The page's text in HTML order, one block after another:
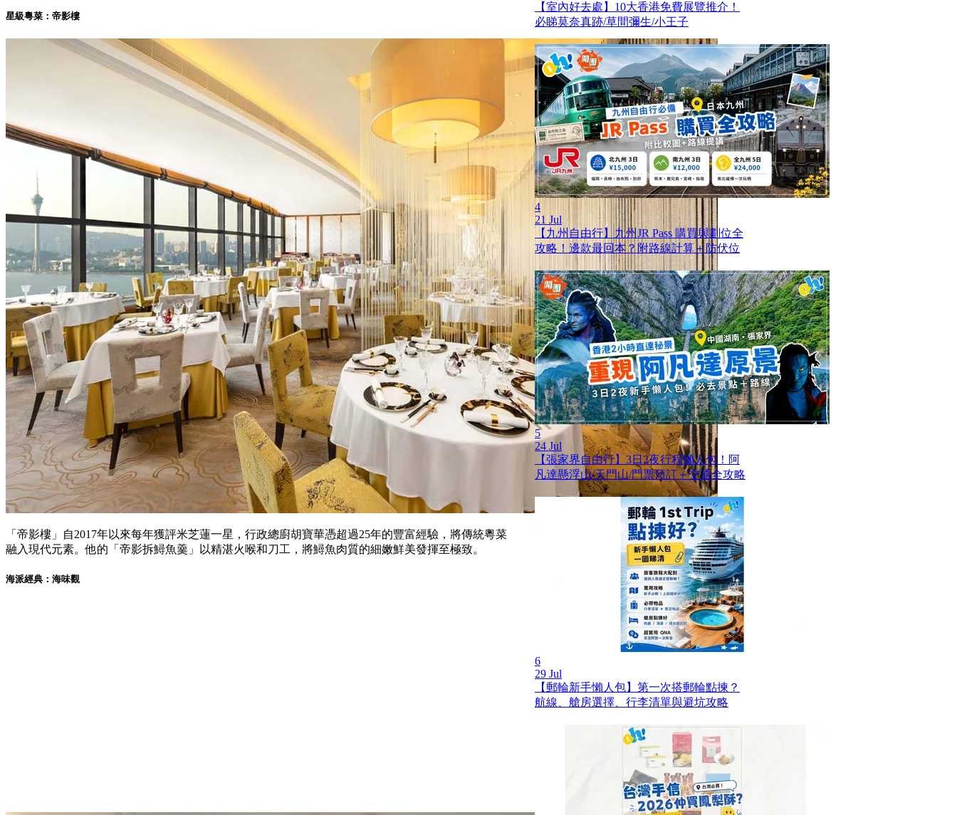
星級粵菜：帝影樓
「帝影樓」自2017年以來每年獲評米芝蓮一星，行政總廚胡寶華憑超過25年的豐富經驗，將傳統粵菜
融入現代元素。他的「帝影拆鱘魚羹」以精湛火喉和刀工，將鱘魚肉質的細嫩鮮美發揮至極致。
海派經典：海味觀
【室內好去處】10大香港免費展覽推介！
必睇莫奈真跡/草間彌生/小王子
4
21 Jul
【九州自由行】九州JR Pass 購買與劃位全
攻略！邊款最回本？附路線計算＋防伏位
5
24 Jul
【張家界自由行】3日2夜行程懶人包！阿
凡達懸浮山/天門山/門票預訂＋交通全攻略
6
29 Jul
【郵輪新手懶人包】第一次搭郵輪點揀？
航線、艙房選擇、行李清單與避坑攻略